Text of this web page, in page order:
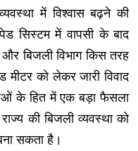
में विश्वास बढ़ने की
सिस्टम में वापसी के बाद
बिजली विभाग किस तरह
मीटर को लेकर जारी विवाद
के हित में एक बड़ा फैसला
की बिजली व्यवस्था को
सकता है।